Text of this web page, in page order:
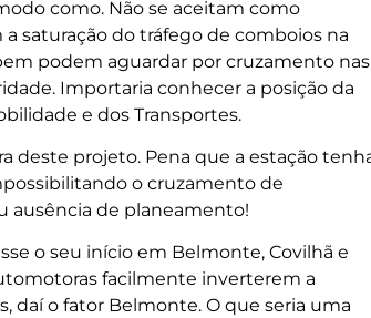
como. Não se aceitam como
saturação do tráfego de comboios na
podem aguardar por cruzamento nas
Importaria conhecer a posição da
e dos Transportes.
deste projeto. Pena que a estação
o cruzamento de
ausência de planeamento!
o seu início em Belmonte, Covilhã e
facilmente inverterem a
daí o fator Belmonte. O que seria uma